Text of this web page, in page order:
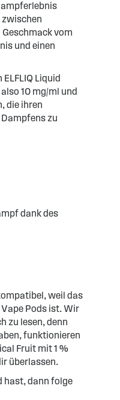
zwischen
vom
und einen
Liquid
10 mg/ml und
die ihren
zu
dank des
weil das
Pods ist. Wir
zu lesen, denn
funktionieren
Fruit mit 1 %
überlassen.
hast, dann folge